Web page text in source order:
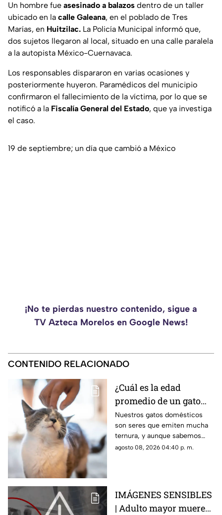
Un hombre fue asesinado a balazos dentro de un taller
ubicado en la calle Galeana, en el poblado de Tres
Marías, en Huitzilac. La Policía Municipal informó que,
dos sujetos llegaron al local, situado en una calle paralela
a la autopista México-Cuernavaca.
Los responsables dispararon en varias ocasiones y
posteriormente huyeron. Paramédicos del municipio
confirmaron el fallecimiento de la víctima, por lo que se
notificó a la Fiscalía General del Estado, que ya investiga
el caso.
19 de septiembre; un día que cambió a México
¡No te pierdas nuestro contenido, sigue a
TV Azteca Morelos en Google News!
CONTENIDO RELACIONADO
¿Cuál es la edad
promedio de un gato
doméstico? Podrías
disfrutar a tu michi
más tiempo del que te
imaginas
Nuestros gatos domésticos
son seres que emiten mucha
ternura, y aunque sabemos
que no son eternos, seguro
agosto 08, 2026 04:40 p. m.
IMÁGENES SENSIBLES
| Adulto mayor muere